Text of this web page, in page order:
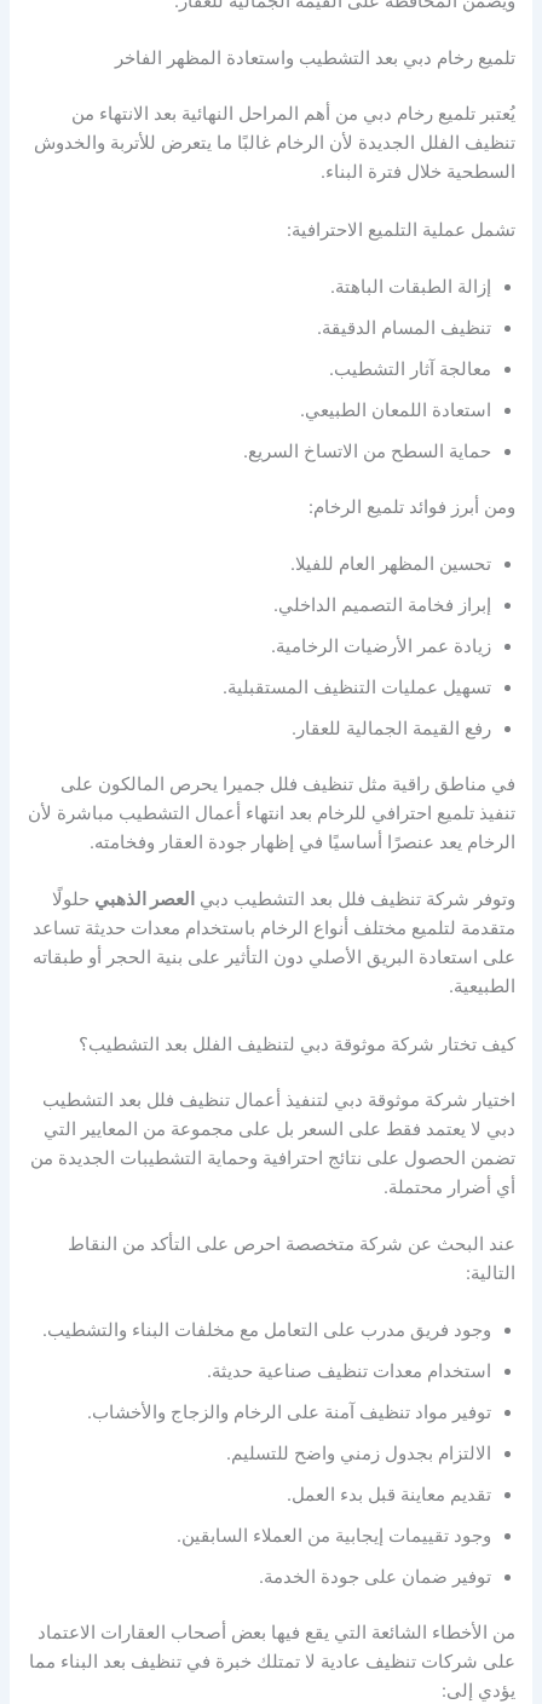
تلميع رخام دبي بعد التشطيب واستعادة المظهر الفاخر
يُعتبر تلميع رخام دبي من أهم المراحل النهائية بعد الانتهاء من
تنظيف الفلل الجديدة لأن الرخام غالبًا ما يتعرض للأتربة والخدوش
السطحية خلال فترة البناء.
تشمل عملية التلميع الاحترافية:
إزالة الطبقات الباهتة.
تنظيف المسام الدقيقة.
معالجة آثار التشطيب.
استعادة اللمعان الطبيعي.
حماية السطح من الاتساخ السريع.
ومن أبرز فوائد تلميع الرخام:
تحسين المظهر العام للفيلا.
إبراز فخامة التصميم الداخلي.
زيادة عمر الأرضيات الرخامية.
تسهيل عمليات التنظيف المستقبلية.
رفع القيمة الجمالية للعقار.
في مناطق راقية مثل تنظيف فلل جميرا يحرص المالكون على
تنفيذ تلميع احترافي للرخام بعد انتهاء أعمال التشطيب مباشرة لأن
الرخام يعد عنصرًا أساسيًا في إظهار جودة العقار وفخامته.
وتوفر شركة تنظيف فلل بعد التشطيب دبي العصر الذهبي حلولًا
متقدمة لتلميع مختلف أنواع الرخام باستخدام معدات حديثة تساعد
على استعادة البريق الأصلي دون التأثير على بنية الحجر أو طبقاته
الطبيعية.
كيف تختار شركة موثوقة دبي لتنظيف الفلل بعد التشطيب؟
اختيار شركة موثوقة دبي لتنفيذ أعمال تنظيف فلل بعد التشطيب
دبي لا يعتمد فقط على السعر بل على مجموعة من المعايير التي
تضمن الحصول على نتائج احترافية وحماية التشطيبات الجديدة من
أي أضرار محتملة.
عند البحث عن شركة متخصصة احرص على التأكد من النقاط
التالية:
وجود فريق مدرب على التعامل مع مخلفات البناء والتشطيب.
استخدام معدات تنظيف صناعية حديثة.
توفير مواد تنظيف آمنة على الرخام والزجاج والأخشاب.
الالتزام بجدول زمني واضح للتسليم.
تقديم معاينة قبل بدء العمل.
وجود تقييمات إيجابية من العملاء السابقين.
توفير ضمان على جودة الخدمة.
من الأخطاء الشائعة التي يقع فيها بعض أصحاب العقارات الاعتماد
على شركات تنظيف عادية لا تمتلك خبرة في تنظيف بعد البناء مما
يؤدي إلى: